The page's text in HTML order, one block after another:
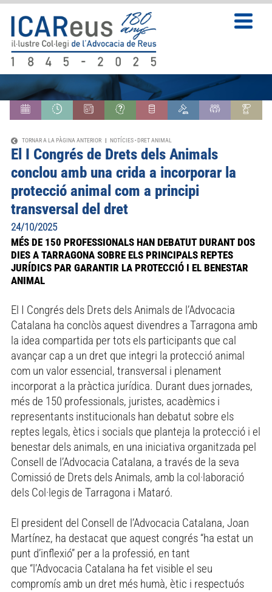
TORNAR A LA PÀGINA ANTERIOR NOTÍCIES-DRET ANIMAL
El I Congrés de Drets dels Animals
conclou amb una crida a incorporar la
protecció animal com a principi
transversal del dret
24/10/2025
MÉS DE 150 PROFESSIONALS HAN DEBATUT DURANT DOS
DIES A TARRAGONA SOBRE ELS PRINCIPALS REPTES
JURÍDICS PAR GARANTIR LA PROTECCIÓ I EL BENESTAR
ANIMAL
El I Congrés dels Drets dels Animals de l’Advocacia
Catalana ha conclòs aquest divendres a Tarragona amb
la idea compartida per tots els participants que cal
avançar cap a un dret que integri la protecció animal
com un valor essencial, transversal i plenament
incorporat a la pràctica jurídica. Durant dues jornades,
més de 150 professionals, juristes, acadèmics i
representants institucionals han debatut sobre els
reptes legals, ètics i socials que planteja la protecció i el
benestar dels animals, en una iniciativa organitzada pel
Consell de l’Advocacia Catalana, a través de la seva
Comissió de Drets dels Animals, amb la col·laboració
dels Col·legis de Tarragona i Mataró.
El president del Consell de l’Advocacia Catalana, Joan
Martínez, ha destacat que aquest congrés “ha estat un
punt d’inflexió” per a la professió, en tant
que “l’Advocacia Catalana ha fet visible el seu
compromís amb un dret més humà, ètic i respectuós